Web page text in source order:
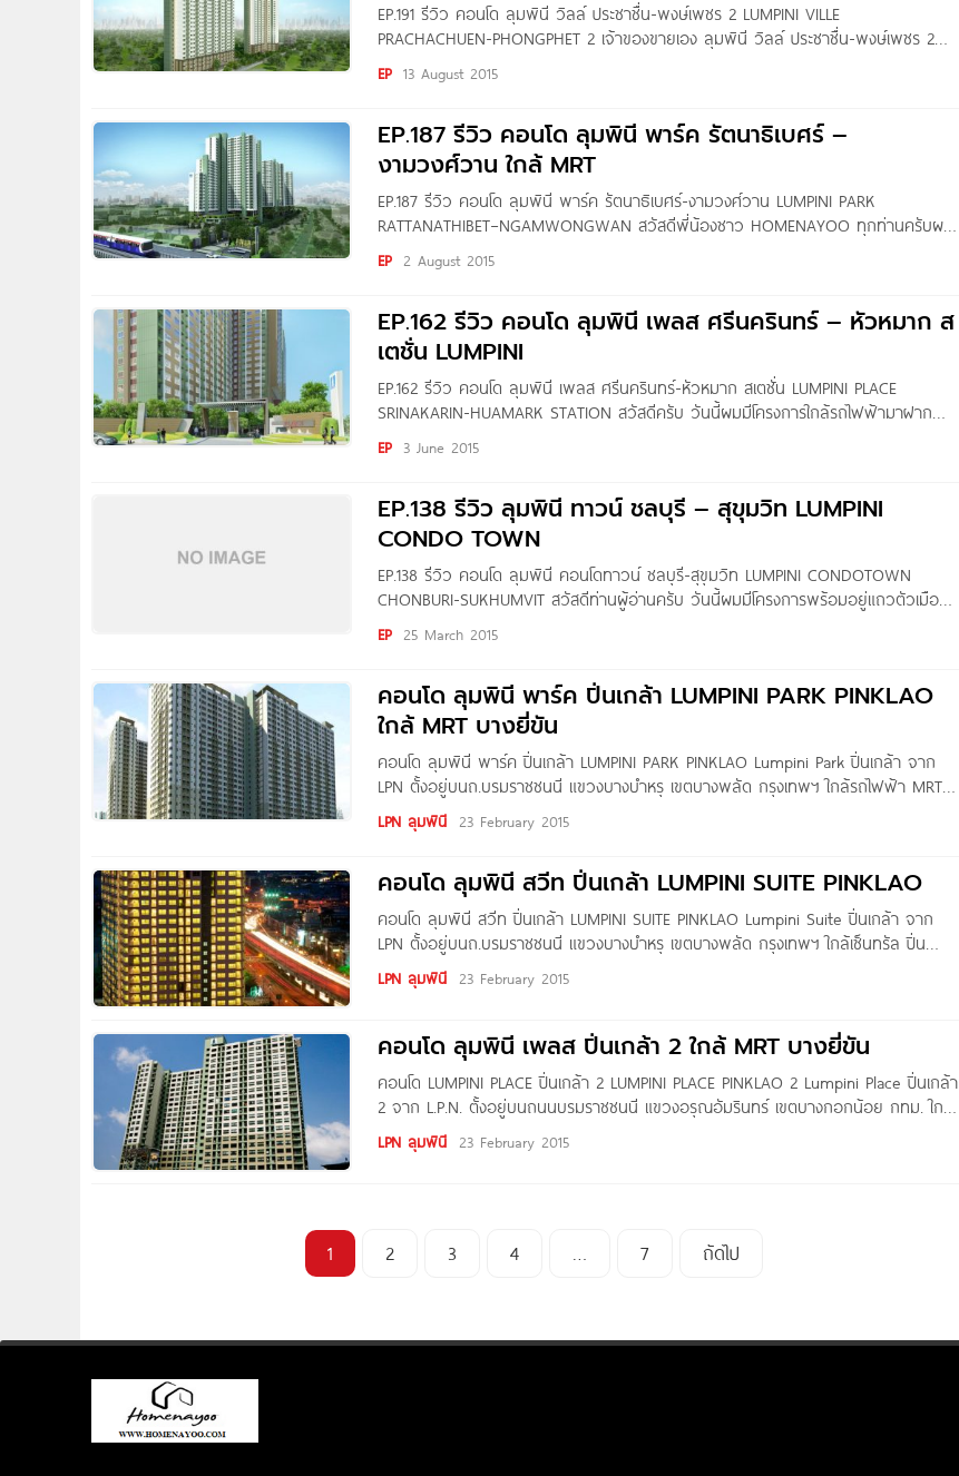
EP.191 รีวิว คอนโด ลุมพินี วิลล์ ประชาชื่น-พงษ์เพชร 2 LUMPINI VILLE
PRACHACHUEN-PHONGPHET 2 เจ้าของขายเอง ลุมพินี วิลล์ ประชาชื่น-พงษ์เพชร 2
ห้องใหม่กริบ สภาพนางฟ้า ไม่เคยอยู่ ทำเลเด่นย่านประชาชื่น เดินทางสะดวกติดถนนใหญ่
ใกล้ MRT บางซื่อ ใกล้ High Speed Trian ในอนาคตรวมถึงห้างสรรพสินค้าต่างๆ ขนาด
EP 13 August 2015
EP.187 รีวิว คอนโด ลุมพินี พาร์ค รัตนาธิเบศร์ –
งามวงศ์วาน ใกล้ MRT
EP.187 รีวิว คอนโด ลุมพินี พาร์ค รัตนาธิเบศร์-งามวงศ์วาน LUMPINI PARK
RATTANATHIBET–NGAMWONGWAN สวัสดีพี่น้องชาว HOMENAYOO ทุกท่านครับผม
วันนี้ผมยังมีโครงการสร้างเสร็จพร้อมอยู่จาก LPN มานำเสนอกันอย่างต่อเนื่อง รีวิวโพสนี้
เป็นคิวของโครงการ ลุมพินี พาร์ค รัตนาธิเบศร์-งามวงศ์วาน ที่ตั้งโครงการอยู่บนถนน
สอ ใกล้ Big
EP 2 August 2015
EP.162 รีวิว คอนโด ลุมพินี เพลส ศรีนครินทร์ – หัวหมาก ส
เตชั่น LUMPINI
EP.162 รีวิว คอนโด ลุมพินี เพลส ศรีนครินทร์-หัวหมาก สเตชั่น LUMPINI PLACE
SRINAKARIN-HUAMARK STATION สวัสดีครับ วันนี้ผมมีโครงการใกล้รถไฟฟ้ามาฝาก
ครับ นั่นคือโครงการ ลุมพินี เพลส ศรีนครินทร์-หัวหมากสเตชั่น ของ LPN ตั้งอยู่ใกล้กับ
แยกพัฒนาการบนถนนศรีนครินทร์ ลุมพินี เพลส ศรีนครินทร์-หัวหมากสเตชั่น เป็น
EP 3 June 2015
EP.138 รีวิว ลุมพินี ทาวน์ ชลบุรี – สุขุมวิท LUMPINI
CONDO TOWN
EP.138 รีวิว คอนโด ลุมพินี คอนโดทาวน์ ชลบุรี-สุขุมวิท LUMPINI CONDOTOWN
CHONBURI-SUKHUMVIT สวัสดีท่านผู้อ่านครับ วันนี้ผมมีโครงการพร้อมอยู่แถวตัวเมือง
ชลบุรีบนถนนสุขุมวิท โครงการ LUMPINI CONDO TOWN ชลบุรี-สุขุมวิท จาก LPN
Development ตัวโครงการเป็นคอนโดประเภท Low-rise สูง 8 ชั้น 19 อาคาร จำนวน
EP 25 March 2015
คอนโด ลุมพินี พาร์ค ปิ่นเกล้า LUMPINI PARK PINKLAO
ใกล้ MRT บางยี่ขัน
คอนโด ลุมพินี พาร์ค ปิ่นเกล้า LUMPINI PARK PINKLAO Lumpini Park ปิ่นเกล้า จาก
LPN ตั้งอยู่บนถ.บรมราชชนนี แขวงบางบำหรุ เขตบางพลัด กรุงเทพฯ ใกล้รถไฟฟ้า MRT
บางยี่ขัน, ใกล้เซ็นทรัล ปิ่นเกล้า, เมเจอร์ ปิ่นเกล้า, แม็คโคร จรัญฯ, ตั้งฮั่วเส็ง, รพ.ศิริราช
และ สถานีตำรวจตลิ่งชัน ลุมพินี
LPN ลุมพินี 23 February 2015
คอนโด ลุมพินี สวีท ปิ่นเกล้า LUMPINI SUITE PINKLAO
คอนโด ลุมพินี สวีท ปิ่นเกล้า LUMPINI SUITE PINKLAO Lumpini Suite ปิ่นเกล้า จาก
LPN ตั้งอยู่บนถ.บรมราชชนนี แขวงบางบำหรุ เขตบางพลัด กรุงเทพฯ ใกล้เซ็นทรัล ปิ่น
เกล้า, เมเจอร์ ปิ่นเกล้า, แม็คโคร จรัญฯ, ตั้งฮั่วเส็ง, รพ.ศิริราช และ สถานีตำรวจตลิ่งชัน
ลุมพินี สวีท ปิ่นเกล้า เป็นคอนโด
LPN ลุมพินี 23 February 2015
คอนโด ลุมพินี เพลส ปิ่นเกล้า 2 ใกล้ MRT บางยี่ขัน
คอนโด LUMPINI PLACE ปิ่นเกล้า 2 LUMPINI PLACE PINKLAO 2 Lumpini Place ปิ่นเกล้า
2 จาก L.P.N. ตั้งอยู่บนถนนบรมราชชนนี แขวงอรุณอัมรินทร์ เขตบางกอกน้อย กทม. ใกล้
รถไฟฟ้า MRT สถานีบางยี่ขัน, รถไฟฟ้าสายสีแดง สถานีบางบำหรุม เซ็นทรัล ปิ่นเกล้า,
เมเจอร์ ปิ่นเกล้า, แม็คโคร จรัญฯ,
LPN ลุมพินี 23 February 2015
1 2 3 4 … 7 ถัดไป